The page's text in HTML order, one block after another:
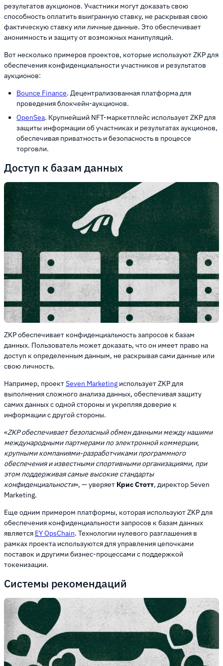
результатов аукционов. Участники могут доказать свою
способность оплатить выигранную ставку, не раскрывая свою
фактическую ставку или личные данные. Это обеспечивает
анонимность и защиту от возможных манипуляций.
Вот несколько примеров проектов, которые используют ZKP для
обеспечения конфиденциальности участников и результатов
аукционов:
Bounce Finance. Децентрализованная платформа для
проведения блокчейн-аукционов.
OpenSea. Крупнейший NFT-маркетплейс использует ZKP для
защиты информации об участниках и результатах аукционов,
обеспечивая приватность и безопасность в процессе
торговли.
Доступ к базам данных
ZKP обеспечивает конфиденциальность запросов к базам
данных. Пользователь может доказать, что он имеет право на
доступ к определенным данным, не раскрывая сами данные или
свою личность.
Например, проектSeven Marketing использует ZKP для
выполнения сложного анализа данных, обеспечивая защиту
самих данных с одной стороны и укрепляя доверие к
информации с другой стороны.
«ZKP обеспечивает безопасный обмен данными между нашими
международными партнерами по электронной коммерции,
крупными компаниями-разработчиками программного
обеспечения и известными спортивными организациями, при
этом поддерживая самые высокие стандарты
конфиденциальности», — уверяет Крис Стотт, директор Seven
Marketing.
Еще одним примером платформы, которая используют ZKP для
обеспечения конфиденциальности запросов к базам данных
является EY OpsChain. Технологии нулевого разглашения в
рамках проекта используются для управления цепочками
поставок и другими бизнес-процессами с поддержкой
токенизации.
Системы рекомендаций